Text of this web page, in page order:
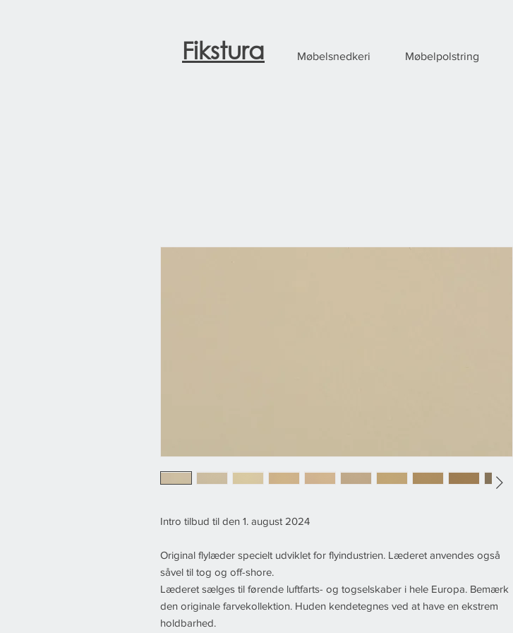
Fikstura Møbelsnedkeri Møbelpolstring
Intro tilbud til den 1. august 2024
Original flylæder specielt udviklet for flyindustrien. Læderet anvendes også
såvel til tog og off-shore.
Læderet sælges til førende luftfarts- og togselskaber i hele Europa. Bemærk
den originale farvekollektion. Huden kendetegnes ved at have en ekstrem
holdbarhed.